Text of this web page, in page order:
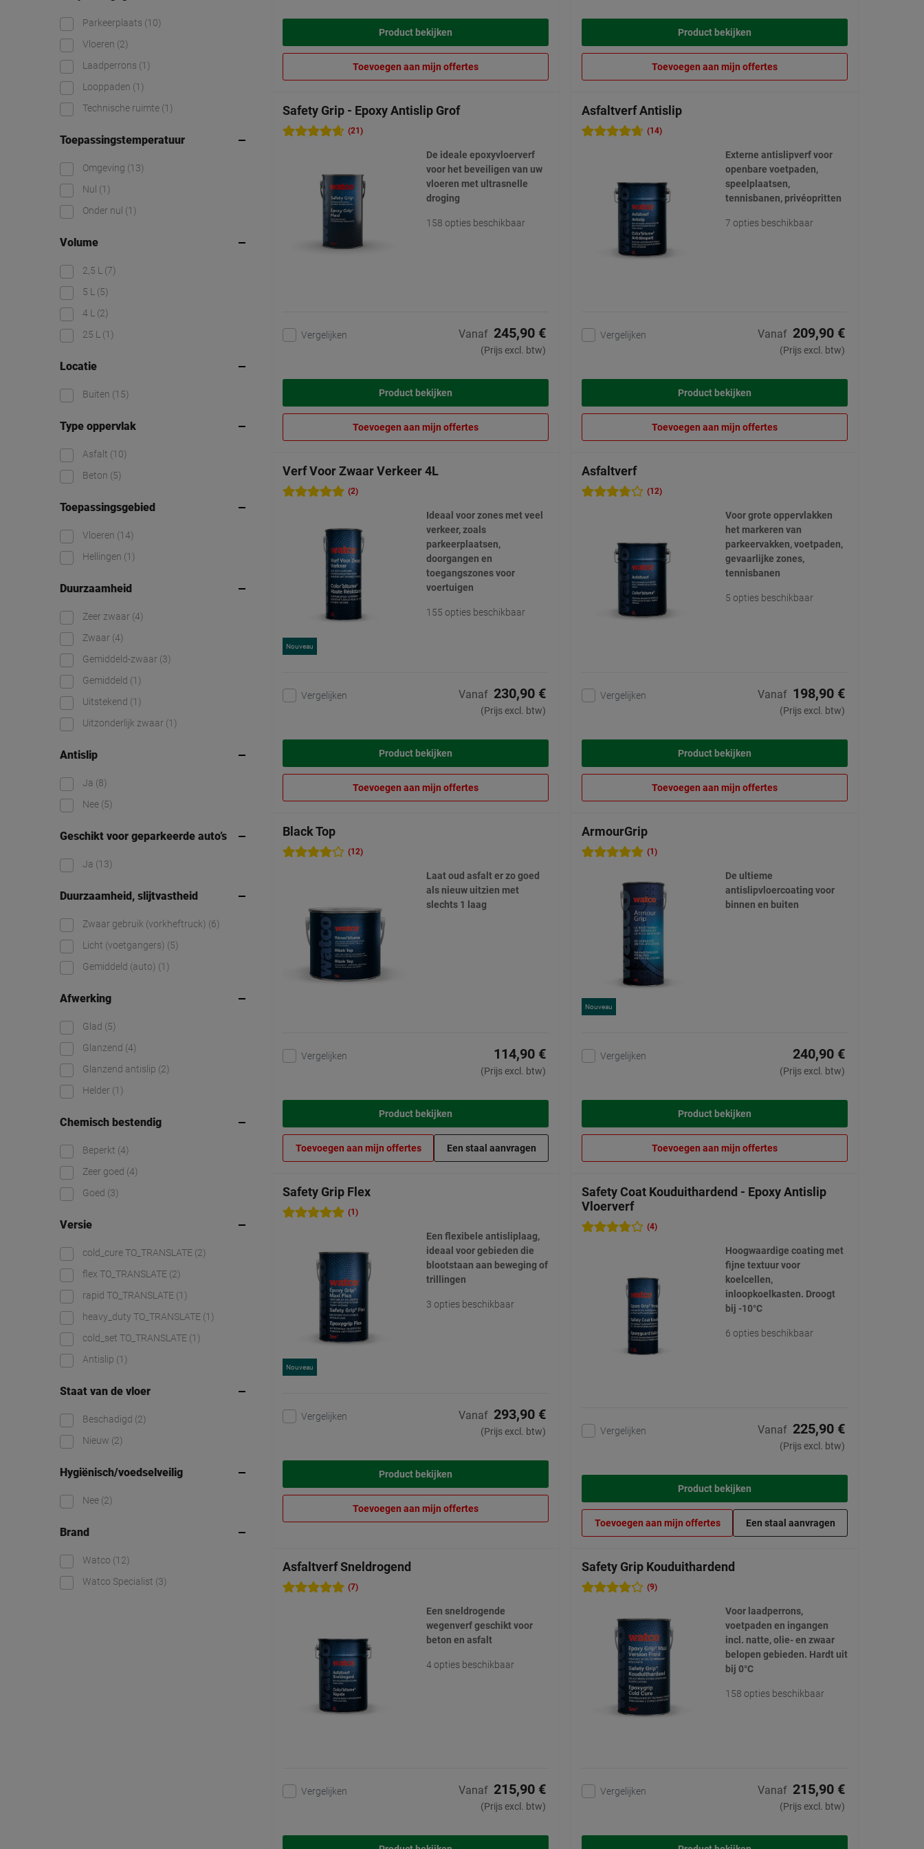
Parkeerplaats (10)
Vloeren (2)
Laadperrons (1)
Looppaden (1)
Technische ruimte (1)
Toepassingstemperatuur
Omgeving (13)
Nul (1)
Onder nul (1)
Volume
2,5 L (7)
5 L (5)
4 L (2)
25 L (1)
Locatie
Buiten (15)
Type oppervlak
Asfalt (10)
Beton (5)
Toepassingsgebied
Vloeren (14)
Hellingen (1)
Duurzaamheid
Zeer zwaar (4)
Zwaar (4)
Gemiddeld-zwaar (3)
Gemiddeld (1)
Uitstekend (1)
Uitzonderlijk zwaar (1)
Antislip
Ja (8)
Nee (5)
Geschikt voor geparkeerde auto’s
Ja (13)
Duurzaamheid, slijtvastheid
Zwaar gebruik (vorkheftruck) (6)
Licht (voetgangers) (5)
Gemiddeld (auto) (1)
Afwerking
Glad (5)
Glanzend (4)
Glanzend antislip (2)
Helder (1)
Chemisch bestendig
Beperkt (4)
Zeer goed (4)
Goed (3)
Versie
cold_cure TO_TRANSLATE (2)
flex TO_TRANSLATE (2)
rapid TO_TRANSLATE (1)
heavy_duty TO_TRANSLATE (1)
cold_set TO_TRANSLATE (1)
Antislip (1)
Staat van de vloer
Beschadigd (2)
Nieuw (2)
Hygiënisch/voedselveilig
Nee (2)
Brand
Watco (12)
Watco Specialist (3)
Product bekijken
Toevoegen aan mijn offertes
Product bekijken
Toevoegen aan mijn offertes
Safety Grip - Epoxy Antislip Grof
(21)
De ideale epoxyvloerverf
voor het beveiligen van uw
vloeren met ultrasnelle
droging
158 opties beschikbaar
Vergelijken Vanaf 245,90 €
(Prijs excl. btw)
Product bekijken
Toevoegen aan mijn offertes
Asfaltverf Antislip
(14)
Externe antislipverf voor
openbare voetpaden,
speelplaatsen,
tennisbanen, privéopritten
7 opties beschikbaar
Vergelijken Vanaf 209,90 €
(Prijs excl. btw)
Product bekijken
Toevoegen aan mijn offertes
Verf Voor Zwaar Verkeer 4L
(2)
Nouveau
Ideaal voor zones met veel
verkeer, zoals
parkeerplaatsen,
doorgangen en
toegangszones voor
voertuigen
155 opties beschikbaar
Vergelijken Vanaf 230,90 €
(Prijs excl. btw)
Product bekijken
Toevoegen aan mijn offertes
Asfaltverf
(12)
Voor grote oppervlakken
het markeren van
parkeervakken, voetpaden,
gevaarlijke zones,
tennisbanen
5 opties beschikbaar
Vergelijken Vanaf 198,90 €
(Prijs excl. btw)
Product bekijken
Toevoegen aan mijn offertes
Black Top
(12)
Laat oud asfalt er zo goed
als nieuw uitzien met
slechts 1 laag
Vergelijken 114,90 €
(Prijs excl. btw)
Product bekijken
Toevoegen aan mijn offertes Een staal aanvragen
ArmourGrip
(1)
Nouveau
De ultieme
antislipvloercoating voor
binnen en buiten
Vergelijken 240,90 €
(Prijs excl. btw)
Product bekijken
Toevoegen aan mijn offertes
Safety Grip Flex
(1)
Nouveau
Een flexibele antisliplaag,
ideaal voor gebieden die
blootstaan aan beweging of
trillingen
3 opties beschikbaar
Vergelijken Vanaf 293,90 €
(Prijs excl. btw)
Product bekijken
Toevoegen aan mijn offertes
Safety Coat Kouduithardend - Epoxy Antislip
Vloerverf
(4)
Hoogwaardige coating met
fijne textuur voor
koelcellen,
inloopkoelkasten. Droogt
bij -10°C
6 opties beschikbaar
Vergelijken Vanaf 225,90 €
(Prijs excl. btw)
Product bekijken
Toevoegen aan mijn offertes Een staal aanvragen
Asfaltverf Sneldrogend
(7)
Een sneldrogende
wegenverf geschikt voor
beton en asfalt
4 opties beschikbaar
Vergelijken Vanaf 215,90 €
(Prijs excl. btw)
Safety Grip Kouduithardend
(9)
Voor laadperrons,
voetpaden en ingangen
incl. natte, olie- en zwaar
belopen gebieden. Hardt uit
bij 0°C
158 opties beschikbaar
Vergelijken Vanaf 215,90 €
(Prijs excl. btw)